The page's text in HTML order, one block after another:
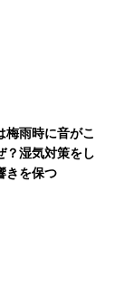
梅雨時に音がこ
？湿気対策をし
きを保つ